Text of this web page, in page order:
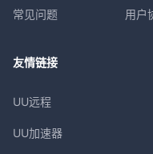
常见问题 用户
友情链接
UU远程
UU加速器